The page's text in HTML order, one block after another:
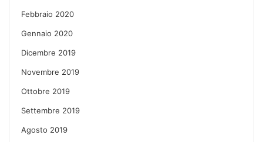
Febbraio 2020
Gennaio 2020
Dicembre 2019
Novembre 2019
Ottobre 2019
Settembre 2019
Agosto 2019